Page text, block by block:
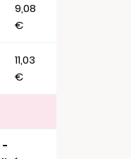
9,08
€
11,03
€
-